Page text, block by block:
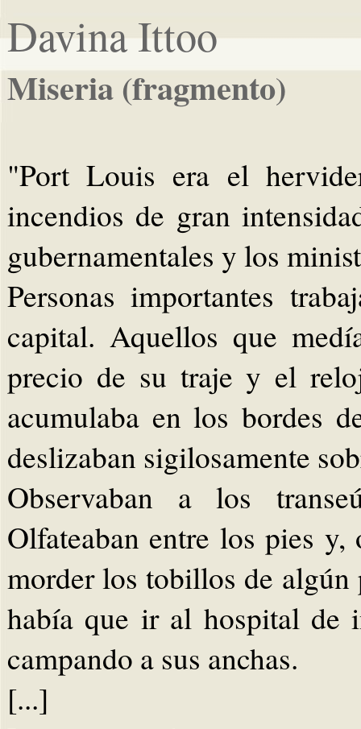
Davina Ittoo
Miseria (fragmento)
"Port Louis era el
incendios de gran
gubernamentales y los
Personas importantes
capital. Aquellos que
precio de su traje y el
acumulaba en los bordes
deslizaban sigilosamente
Observaban a los
Olfateaban entre los pies
morder los tobillos de algún
había que ir al hospital de
campando a sus anchas.
[...]